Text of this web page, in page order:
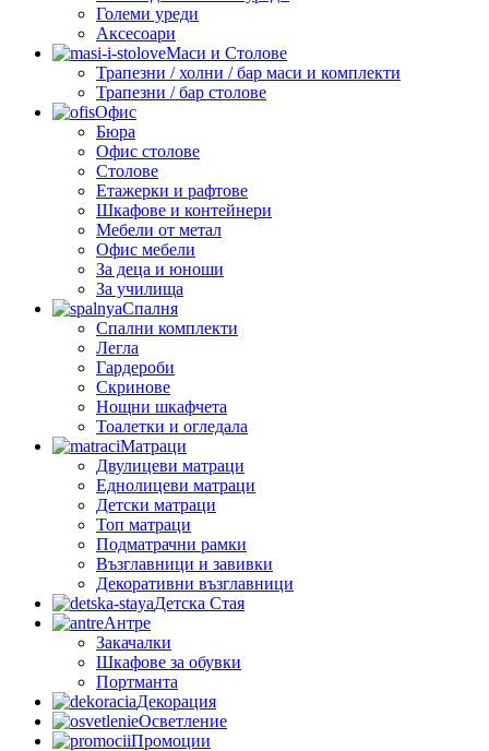
Големи уреди
Аксесоари
Маси и Столове
Трапезни / холни / бар маси и комплекти
Трапезни / бар столове
Офис
Бюра
Офис столове
Столове
Етажерки и рафтове
Шкафове и контейнери
Мебели от метал
Офис мебели
За деца и юноши
За училища
Спалня
Спални комплекти
Легла
Гардероби
Скринове
Нощни шкафчета
Тоалетки и огледала
Матраци
Двулицеви матраци
Еднолицеви матраци
Детски матраци
Топ матраци
Подматрачни рамки
Възглавници и завивки
Декоративни възглавници
Детска Стая
Антре
Закачалки
Шкафове за обувки
Портманта
Декорация
Осветление
Промоции